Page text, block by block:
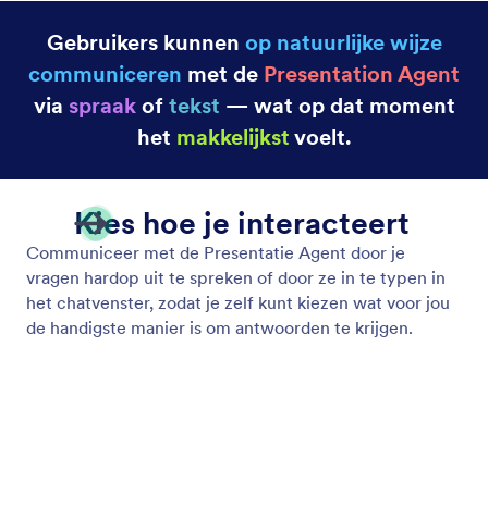
Gebruikers kunnen op natuurlijke wijze
communiceren met de Presentation Agent
via spraakoftekst — wat op dat moment
het makkelijkstvoelt.
Kies hoe je interacteert
Communiceer met de Presentatie Agent door je
vragen hardop uit te spreken of door ze in te typen in
het chatvenster, zodat je zelf kunt kiezen wat voor jou
de handigste manier is om antwoorden te krijgen.